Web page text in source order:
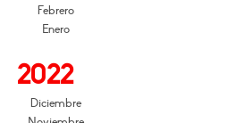
Febrero
Enero
2022
Diciembre